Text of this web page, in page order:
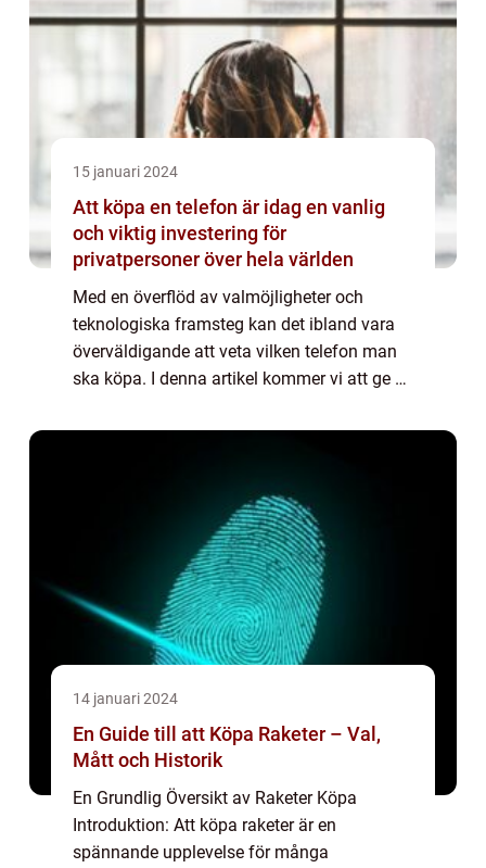
15 januari 2024
Att köpa en telefon är idag en vanlig
och viktig investering för
privatpersoner över hela världen
Med en överflöd av valmöjligheter och
teknologiska framsteg kan det ibland vara
överväldigande att veta vilken telefon man
ska köpa. I denna artikel kommer vi att ge en
telefoner, presentera olika typer av telefo...
14 januari 2024
En Guide till att Köpa Raketer – Val,
Mått och Historik
En Grundlig Översikt av Raketer Köpa
Introduktion: Att köpa raketer är en
spännande upplevelse för många